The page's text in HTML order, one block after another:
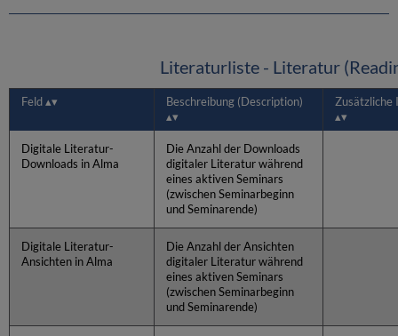
Literaturliste - Literatur
Feld Beschreibung (Description) Zusätzliche
Digitale Literatur-
Downloads in Alma
Die Anzahl der Downloads
digitaler Literatur während
eines aktiven Seminars
(zwischen Seminarbeginn
und Seminarende)
Digitale Literatur-
Ansichten in Alma
Die Anzahl der Ansichten
digitaler Literatur während
eines aktiven Seminars
(zwischen Seminarbeginn
und Seminarende)